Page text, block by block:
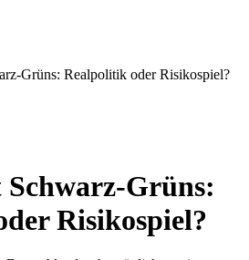
Grüns: Realpolitik oder Risikospiel?
Grüns:
Risikospiel?